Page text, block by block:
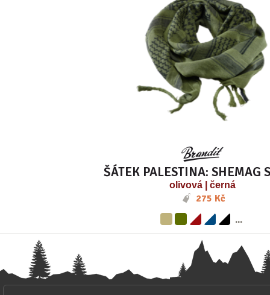
ŠÁTEK PALESTINA: SHEMAG
olivová | černá
275 Kč
...